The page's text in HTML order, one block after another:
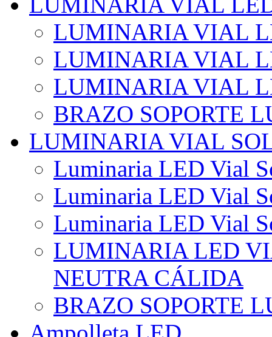
LUMINARIA VIAL
LUMINARIA VIAL
LUMINARIA VIAL
BRAZO SOPORTE
LUMINARIA VIAL
Luminaria LED Vial
Luminaria LED Vial
Luminaria LED Vial
LUMINARIA LED
NEUTRA CÁLIDA
BRAZO SOPORTE